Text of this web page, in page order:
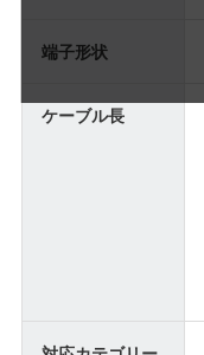
端子形状
ケーブル長